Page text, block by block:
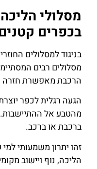
מסלולי
בכפרים
בניגוד למסלולים
מסלולים רבים
הרכבת מאפשרת חזרה
הגעה רגלית לכפר
מהטבע אל
ברכבת או ברכב.
זהו יתרון משמעותי
הליכה, נוף ויישוב